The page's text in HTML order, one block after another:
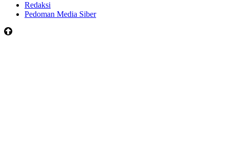
Redaksi
Pedoman Media Siber